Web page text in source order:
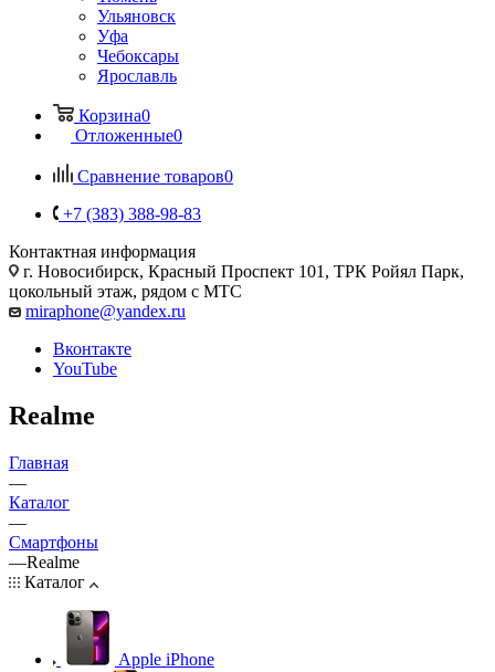
Ульяновск
Уфа
Чебоксары
Ярославль
Корзина0
Отложенные0
Сравнение товаров0
+7 (383) 388-98-83
Контактная информация
г. Новосибирск, Красный Проспект 101, ТРК Ройял Парк,
цокольный этаж, рядом с МТС
miraphone@yandex.ru
Вконтакте
YouTube
Realme
Главная
—
Каталог
—
Смартфоны
—Realme
Каталог
Apple iPhone